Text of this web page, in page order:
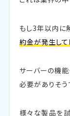
もし3年以内に
約金が発生して
サーバーの機
必要がありそう
様々な製品を